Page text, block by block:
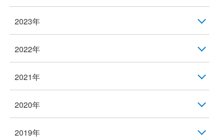
2023年
2022年
2021年
2020年
2019年